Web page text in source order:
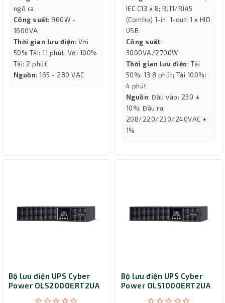
ngõ ra
Công suất: 960W -
1600VA
Thời gian lưu điện: Với
50% Tải: 11 phút; Với 100%
Tải: 2 phút
Nguồn: 165 - 280 VAC
IEC C13 x 8; RJ11/RJ45
(Combo) 1-in, 1-out; 1 x HID
USB
Công suất:
3000VA/2700W
Thời gian lưu điện: Tải
50%: 13.8 phút; Tải 100%:
4 phút
Nguồn: Đầu vào: 230 ±
10%; Đầu ra:
208/220/230/240VAC ±
1%
Bộ lưu điện UPS Cyber
Power OLS2000ERT2UA
Bộ lưu điện UPS Cyber
Power OLS1000ERT2UA